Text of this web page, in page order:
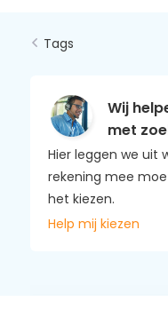
Tags
Wij
met
Hier leggen we uit
rekening mee
het kiezen.
Help mij kiezen